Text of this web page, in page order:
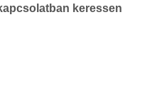
keressen